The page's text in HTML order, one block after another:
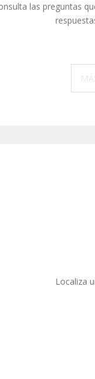
las preguntas
Localiza